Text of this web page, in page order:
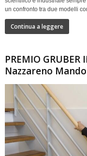
un confronto tra due modelli
Continua a leggere
PREMIO
Nazzareno